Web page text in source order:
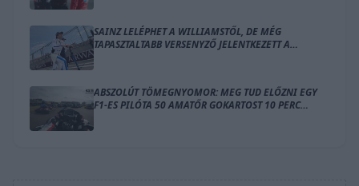
SAINZ LELÉPHET A WILLIAMSTŐL, DE MÉG
TAPASZTALTABB VERSENYZŐ JELENTKEZETT A
ABSZOLÚT TÖMEGNYOMOR: MEG TUD ELŐZNI EGY
F1-ES PILÓTA 50 AMATŐR GOKARTOST 10 PERC